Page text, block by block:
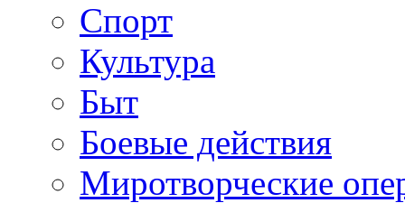
Спорт
Культура
Быт
Боевые действия
Миротворческие